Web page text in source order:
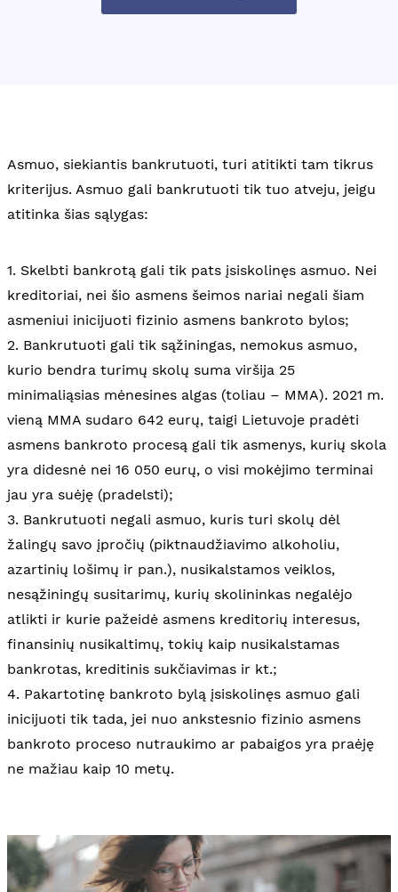
Asmuo, siekiantis bankrutuoti, turi atitikti tam tikrus
kriterijus. Asmuo gali bankrutuoti tik tuo atveju, jeigu
atitinka šias sąlygas:
1. Skelbti bankrotą gali tik pats įsiskolinęs asmuo. Nei
kreditoriai, nei šio asmens šeimos nariai negali šiam
asmeniui inicijuoti fizinio asmens bankroto bylos;
2. Bankrutuoti gali tik sąžiningas, nemokus asmuo,
kurio bendra turimų skolų suma viršija 25
minimaliąsias mėnesines algas (toliau – MMA). 2021 m.
vieną MMA sudaro 642 eurų, taigi Lietuvoje pradėti
asmens bankroto procesą gali tik asmenys, kurių skola
yra didesnė nei 16 050 eurų, o visi mokėjimo terminai
jau yra suėję (pradelsti);
3. Bankrutuoti negali asmuo, kuris turi skolų dėl
žalingų savo įpročių (piktnaudžiavimo alkoholiu,
azartinių lošimų ir pan.), nusikalstamos veiklos,
nesąžiningų susitarimų, kurių skolininkas negalėjo
atlikti ir kurie pažeidė asmens kreditorių interesus,
finansinių nusikaltimų, tokių kaip nusikalstamas
bankrotas, kreditinis sukčiavimas ir kt.;
4. Pakartotinę bankroto bylą įsiskolinęs asmuo gali
inicijuoti tik tada, jei nuo ankstesnio fizinio asmens
bankroto proceso nutraukimo ar pabaigos yra praėję
ne mažiau kaip 10 metų.